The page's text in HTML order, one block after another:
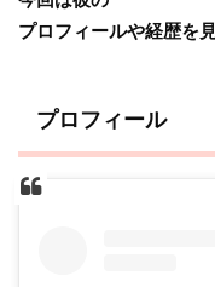
プロフィールや経歴を
プロフィール